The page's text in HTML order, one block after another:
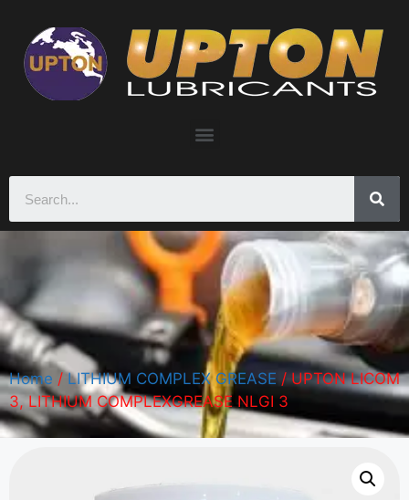
Home / LITHIUM COMPLEX GREASE / UPTON LICOM
3, LITHIUM COMPLEXGREASE NLGI 3